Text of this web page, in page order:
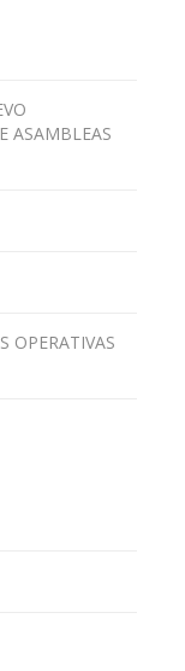
ASAMBLEAS
OPERATIVAS